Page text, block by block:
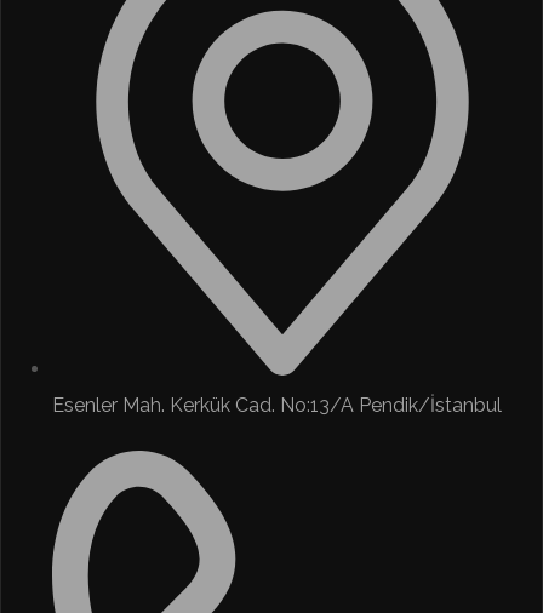
Esenler Mah. Kerkük Cad. No:13/A Pendik/İstanbul